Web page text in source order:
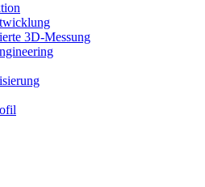
3D-Messung